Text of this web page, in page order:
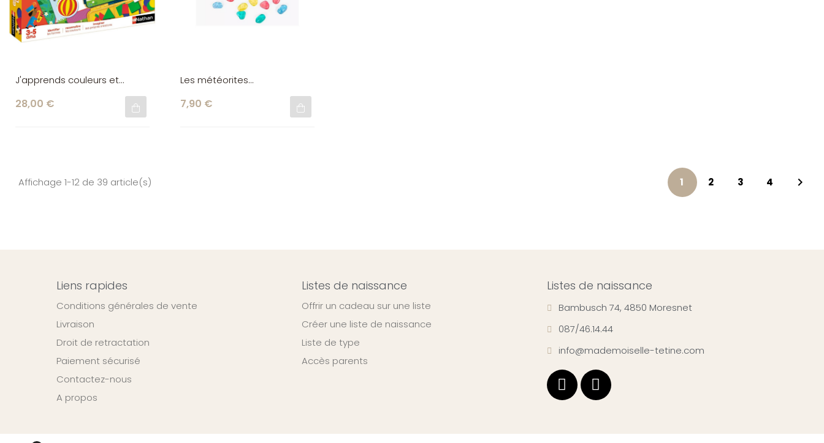
J'apprends couleurs et
28,00 €
Les météorites
phosphorescentes Moulin
Roty
7,90 €
Affichage 1-12 de 39 article(s) 1 2 3 4 
Liens rapides
Conditions générales de vente
Livraison
Droit de retractation
Paiement sécurisé
Contactez-nous
A propos
Listes de naissance
Offrir un cadeau sur une liste
Créer une liste de naissance
Liste de type
Accès parents
Listes de naissance
Bambusch 74, 4850 Moresnet
087/46.14.44
info@mademoiselle-tetine.com